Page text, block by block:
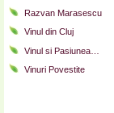
Razvan Marasescu
Vinul din Cluj
Vinul si Pasiunea…
Vinuri Povestite